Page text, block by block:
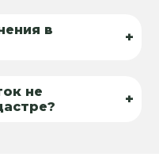
в
+
не
+